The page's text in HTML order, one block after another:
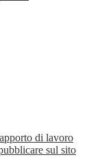
di lavoro
sul sito